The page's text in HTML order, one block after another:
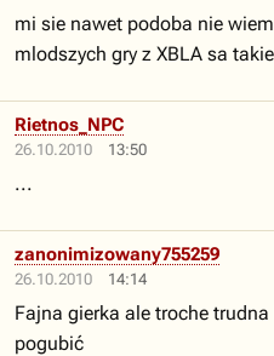
mi sie nawet podoba nie
mlodszych gry z XBLA sa
26.10.2010 13:50
Rietnos_NPC
...
26.10.2010 14:14
zanonimizowany755259
Fajna gierka ale troche
pogubić